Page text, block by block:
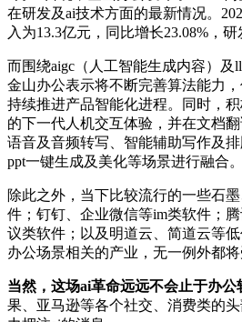
在研发及ai技术方面的最新情况。
入为13.3亿元，同比增长23.08%，研
而围绕aigc（人工智能生成内容）及
金山办公表示将不断完善算法能力
持续推进产品智能化进程。同时，
的下一代人机交互体验，并在文档
语音及音频转写、智能辅助写作及排
ppt一键生成及美化等场景进行融合。
除此之外，当下比较流行的一些石
件；钉钉、企业微信等im类软件；
议类软件；以及明道云、简道云等
办公场景相关的产业，无一例外都将
当然，这场ai革命远远不会止于办公
果、亚马逊等各个社交、消费类的